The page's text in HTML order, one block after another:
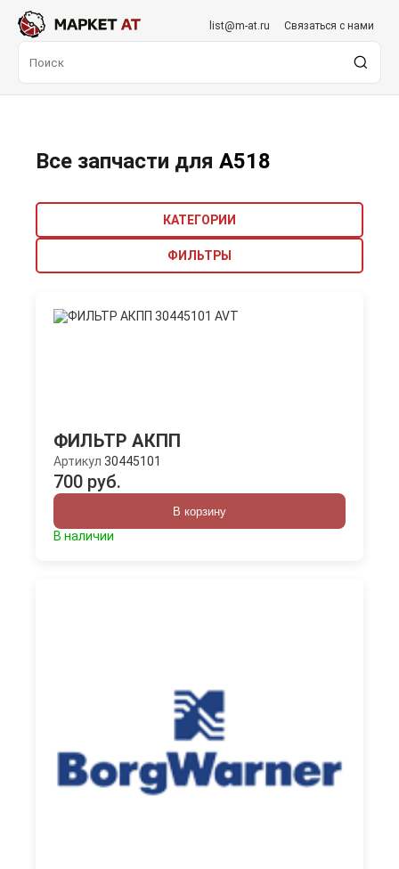
list@m-at.ru Связаться с нами
Все запчасти для A518
КАТЕГОРИИ
ФИЛЬТРЫ
ФИЛЬТР АКПП
Артикул 30445101
700 руб.
В корзину
В наличии